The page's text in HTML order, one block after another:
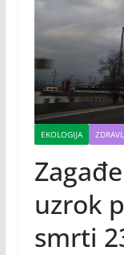
EKOLOGIJA
uzrok
smrti